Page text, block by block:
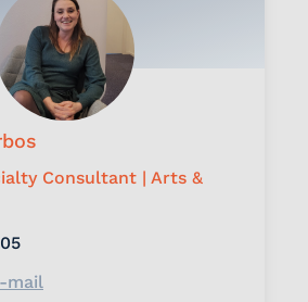
Consultant | Arts &
mail